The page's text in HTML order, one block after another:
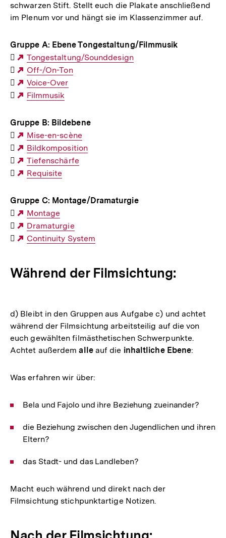
schwarzen Stift. Stellt euch die Plakate anschließend
im Plenum vor und hängt sie im Klassenzimmer auf.
Gruppe A: Ebene Tongestaltung/Filmmusik

Externer
Link:
Tongestaltung/Sounddesign

Externer
Link:
Off-/On-Ton

Externer
Link:
Voice-Over

Externer
Filmmusik
Gruppe B: Bildebene

Externer
Link:
Mise-en-scène

Externer
Link:
Bildkomposition

Externer
Link:
Tiefenschärfe

Externer
Requisite
Gruppe C: Montage/Dramaturgie

Externer
Link:
Montage

Externer
Link:
Dramaturgie

Externer
Continuity System
Während der Filmsichtung:
d) Bleibt in den Gruppen aus Aufgabe c) und achtet
während der Filmsichtung arbeitsteilig auf die von
euch gewählten filmästhetischen Schwerpunkte.
Achtet außerdemalle auf die inhaltliche Ebene:
Was erfahren wir über:
Bela und Fajolo und ihre Beziehung zueinander?
die Beziehung zwischen den Jugendlichen und ihren
Eltern?
das Stadt- und das Landleben?
Macht euch während und direkt nach der
Filmsichtung stichpunktartige Notizen.